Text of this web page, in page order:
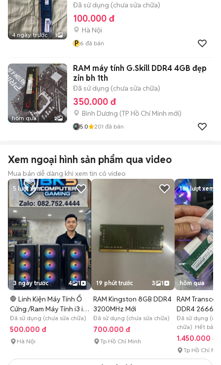
4 ngày trước 1
Đã sử dụng (chưa sửa chữa)
100.000 đ
Hà Nội
P 6 đã bán
hôm qua 2
RAM máy tính G.Skill DDR4 4GB đẹp
zin bh 1th
Đã sử dụng (chưa sửa chữa)
350.000 đ
Bình Dương (TP Hồ Chí Minh mới)
5.0 201 đã bán
Xem ngoại hình sản phẩm qua video
Mua bán dễ dàng khi xem tin có video
5 lượt xem
3 ngày trước 4 1
🛑 Linh Kiện Máy Tính Ổ
Cứng /Ram Máy Tính i3 i5
i7
Đã sử dụng (chưa sửa chữa)
500.000 đ
Hà Nội
19 phút trước 3 1
RAM Kingston 8GB DDR4
3200MHz Mới
Đã sử dụng (chưa sửa chữa)
700.000 đ
Tp Hồ Chí Minh
181lượt xem
hôm qua
RAM
DDR4 2666
Đã sử dụng
chữa) Hết bảo
1.450.000 đ
Tp Hồ Chí